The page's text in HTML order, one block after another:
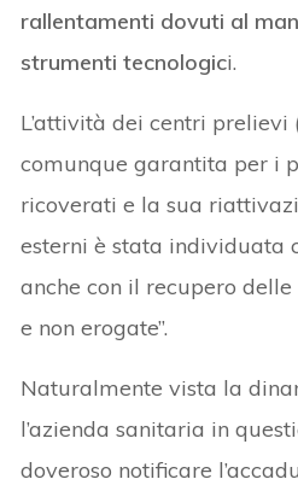
rallentamenti dovuti al
strumenti tecnologici.
L’attività dei centri
comunque garantita per i
ricoverati e la sua
esterni è stata individuata
anche con il recupero
e non erogate”.
Naturalmente vista la
l’azienda sanitaria in
doveroso notificare